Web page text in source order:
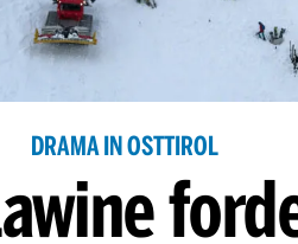
DRAMA IN OSTTIROL